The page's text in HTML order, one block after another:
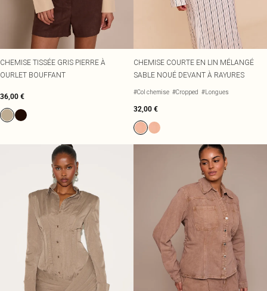
CHEMISE TISSÉE GRIS PIERRE À
OURLET BOUFFANT
36,00 €
CHEMISE COURTE EN LIN MÉLANGÉ
SABLE NOUÉ DEVANT À RAYURES
#Col chemise #Cropped #Longues
32,00 €